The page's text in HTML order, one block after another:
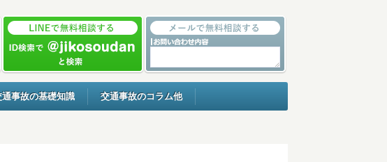
通事故の基礎知識 交通事故のコラム他